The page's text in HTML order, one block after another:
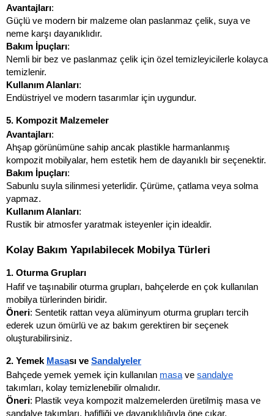
Avantajları:
Güçlü ve modern bir malzeme olan paslanmaz çelik, suya ve
neme karşı dayanıklıdır.
Bakım İpuçları:
Nemli bir bez ve paslanmaz çelik için özel temizleyicilerle kolayca
temizlenir.
Kullanım Alanları:
Endüstriyel ve modern tasarımlar için uygundur.
5. Kompozit Malzemeler
Avantajları:
Ahşap görünümüne sahip ancak plastikle harmanlanmış
kompozit mobilyalar, hem estetik hem de dayanıklı bir seçenektir.
Bakım İpuçları:
Sabunlu suyla silinmesi yeterlidir. Çürüme, çatlama veya solma
yapmaz.
Kullanım Alanları:
Rustik bir atmosfer yaratmak isteyenler için idealdir.
Kolay Bakım Yapılabilecek Mobilya Türleri
1. Oturma Grupları
Hafif ve taşınabilir oturma grupları, bahçelerde en çok kullanılan
mobilya türlerinden biridir.
Öneri: Sentetik rattan veya alüminyum oturma grupları tercih
ederek uzun ömürlü ve az bakım gerektiren bir seçenek
oluşturabilirsiniz.
2. Yemek Masası ve Sandalye ler
Bahçede yemek yemek için kullanılan masa ve sandalye
takımları, kolay temizlenebilir olmalıdır.
Öneri: Plastik veya kompozit malzemelerden üretilmiş masa ve
sandalye takımları, hafifliği ve dayanıklılığıyla öne çıkar.